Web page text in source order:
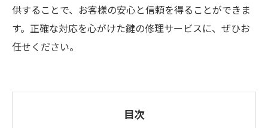
供することで、お客様の安心と信頼を得ることができま
す。正確な対応を心がけた鍵の修理サービスに、ぜひお
任せください。
目次